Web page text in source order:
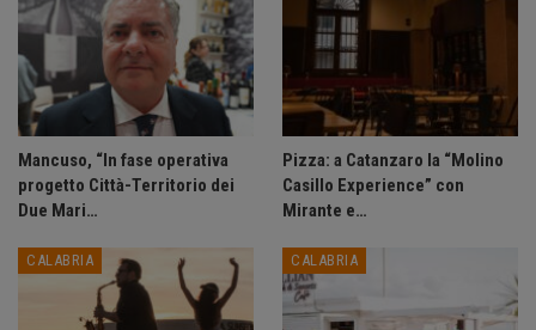
Mancuso, “In fase operativa
progetto Città-Territorio dei
Due Mari…
Pizza: a Catanzaro la “Molino
Casillo Experience” con
Mirante e…
CALABRIA CALABRIA